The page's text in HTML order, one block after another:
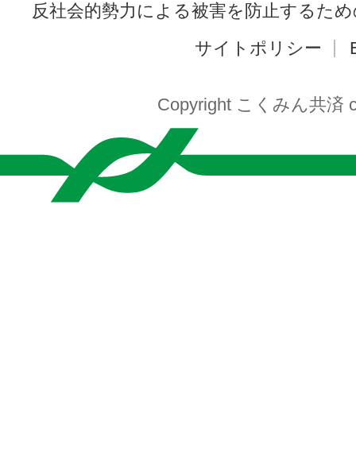
反社会的勢力による被害を防止するた
サイトポリシー
Copyright こくみん共済